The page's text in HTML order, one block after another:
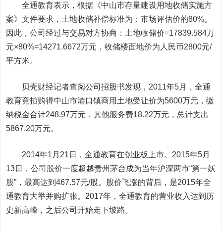
全通教育表示，根据《中山市存量建设用地收储实施方
案》文件要求，土地收储补偿标准为：市场评估价的80%。
因此，公司经过与交易对方协商：土地收储价=17839.584万
元×80%=14271.6672万元，收储楼面地价为人民币2800元/
平方米。
贝壳财经记者查阅公司招股书发现，2011年5月，全通
教育竞拍购得中山市港口镇商用土地受让价为5600万元，缴
纳税金合计248.97万元，其他服务费18.22万元，总计支出
5867.20万元。
2014年1月21日，全通教育在创业板上市。2015年5月
13日，公司股价一度超越贵州茅台 成为当年沪深两市“第一妖
股”，最高达到467.57元/股。股价飞涨的背后，是2015年全
通教育大举并购扩张。2017年，全通教育的营业收入达到历
史新高峰，之后公司开始走下坡路。